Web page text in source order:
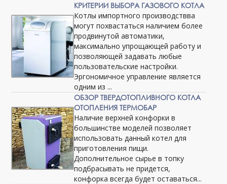
КРИТЕРИИ ВЫБОРА ГАЗОВОГО КОТЛА
Котлы импортного производствва
могут похвастаться наличием более
продвинутой автоматики,
максимально упрощающей работу и
позволяющей задавать любые
пользовательские настройки.
Эргономичное управление является
одним из ...
ОБЗОР ТВЕРДОТОПЛИВНОГО КОТЛА
ОТОПЛЕНИЯ ТЕРМОБАР
Наличие верхней конфорки в
большинстве моделей позволяет
использовать данный котел для
приготовления пищи.
Дополнительное сырье в топку
подбрасывать не придется,
конфорка всегда будет оставаться...